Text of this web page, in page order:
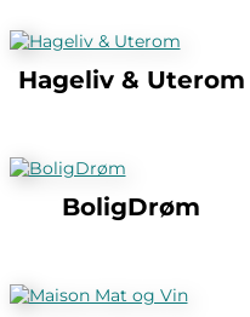
Hageliv & Uterom
BoligDrøm